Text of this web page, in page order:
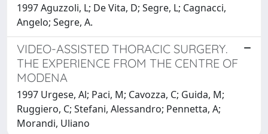
1997 Aguzzoli, L; De Vita, D; Segre, L; Cagnacci,
Angelo; Segre, A.
VIDEO-ASSISTED THORACIC SURGERY.
THE EXPERIENCE FROM THE CENTRE OF
MODENA
1997 Urgese, Al; Paci, M; Cavozza, C; Guida, M;
Ruggiero, C; Stefani, Alessandro; Pennetta, A;
Morandi, Uliano